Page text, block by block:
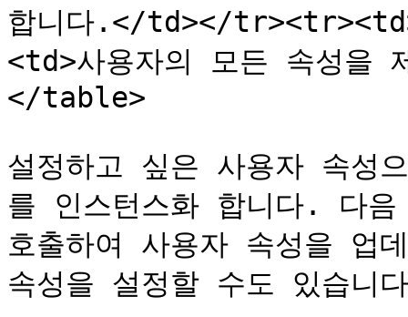
합니다.</td></
<td>사용자의 모든 속성
</table>
설정하고 싶은 사용자 속
를 인스턴스화 합니다.
호출하여 사용자 속성을 업
속성을 설정할 수도 있습니